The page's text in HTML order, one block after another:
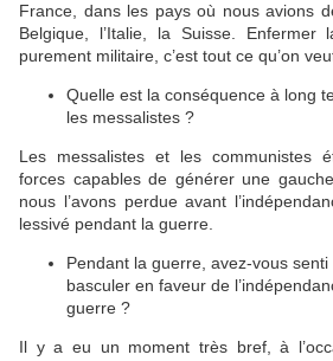
France, dans les pays où nous avions
Belgique, l’Italie, la Suisse.
purement militaire, c’est tout ce qu’on
Quelle est la conséquence à long
les messalistes ?
Les messalistes et les communistes
forces capables de générer une
nous l’avons perdue avant
lessivé pendant la guerre.
Pendant la guerre, avez-vous senti
basculer en faveur de
guerre ?
Il y a eu un moment très bref, à